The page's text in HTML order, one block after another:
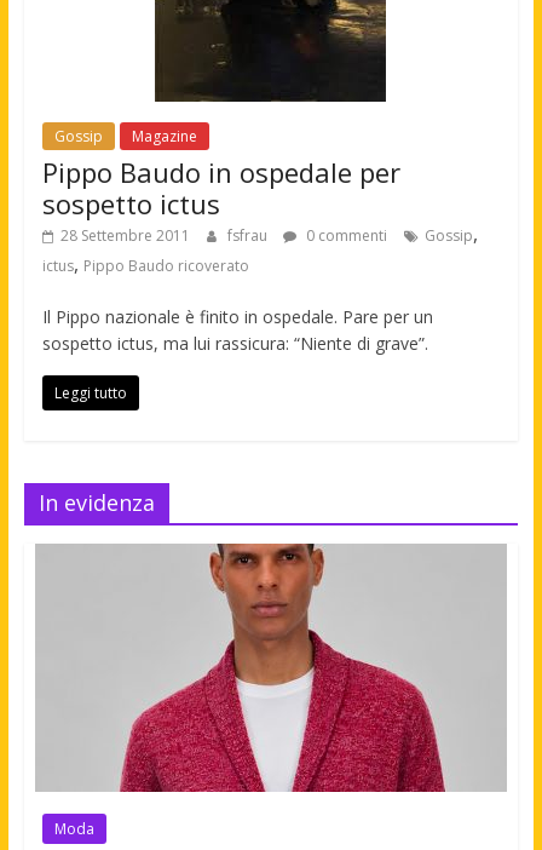
Gossip Magazine
Pippo Baudo in ospedale per
sospetto ictus
28 Settembre 2011 fsfrau 0 commenti Gossip,
ictus, Pippo Baudo ricoverato
Il Pippo nazionale è finito in ospedale. Pare per un
sospetto ictus, ma lui rassicura: “Niente di grave”.
Leggi tutto
In evidenza
Moda